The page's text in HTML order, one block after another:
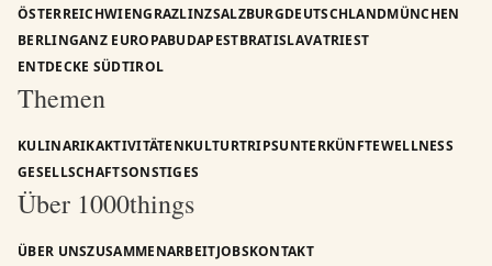
ÖSTERREICHWIENGRAZLINZSALZBURGDEUTSCHLANDMÜNCHEN
BERLINGANZ EUROPABUDAPESTBRATISLAVATRIEST
ENTDECKE SÜDTIROL
Themen
KULINARIKAKTIVITÄTENKULTURTRIPSUNTERKÜNFTEWELLNESS
GESELLSCHAFTSONSTIGES
Über 1000things
ÜBER UNSZUSAMMENARBEITJOBSKONTAKT